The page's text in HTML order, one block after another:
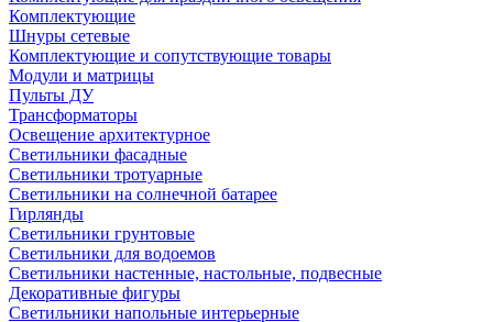
Комплектующие
Шнуры сетевые
Комплектующие и сопутствующие товары
Модули и матрицы
Пульты ДУ
Трансформаторы
Освещение архитектурное
Светильники фасадные
Светильники тротуарные
Светильники на солнечной батарее
Гирлянды
Светильники грунтовые
Светильники для водоемов
Светильники настенные, настольные, подвесные
Декоративные фигуры
Светильники напольные интерьерные